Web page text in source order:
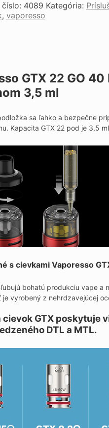
4089 Kategória:
, vaporesso
GTX 22 GO
3,5 ml
sa ľahko a bezpečne
Kapacita GTX 22 pod je 3,5
s cievkami Vaporesso
bohatú produkciu vape a
je vyrobený z nehrdzavejúcej
cievok GTX poskytuje
DTL a MTL.